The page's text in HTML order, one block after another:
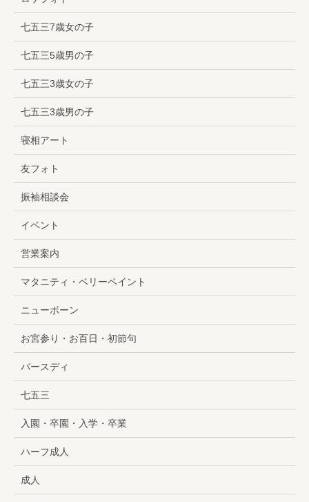
七五三7歳女の子
七五三5歳男の子
七五三3歳女の子
七五三3歳男の子
寝相アート
友フォト
振袖相談会
イベント
営業案内
マタニティ・ベリーペイント
ニューボーン
お宮参り・お百日・初節句
バースディ
七五三
入園・卒園・入学・卒業
ハーフ成人
成人